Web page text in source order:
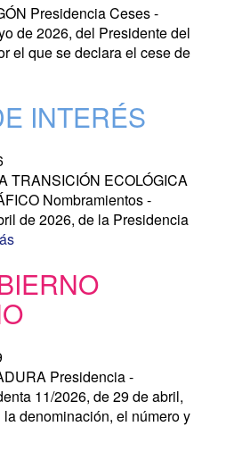
Presidencia Ceses -
de 2026, del Presidente del
el que se declara el cese de
INTERÉS
TRANSICIÓN ECOLÓGICA
Nombramientos -
de 2026, de la Presidencia
Presidencia -
11/2026, de 29 de abril,
denominación, el número y